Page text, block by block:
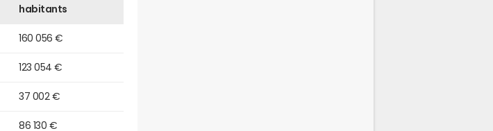
habitants
160 056 €
123 054 €
37 002 €
86 130 €